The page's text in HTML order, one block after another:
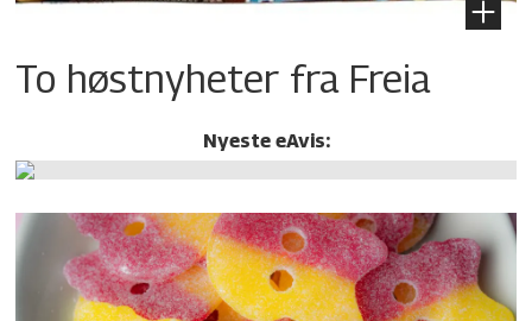
To høstnyheter fra Freia
Nyeste eAvis: